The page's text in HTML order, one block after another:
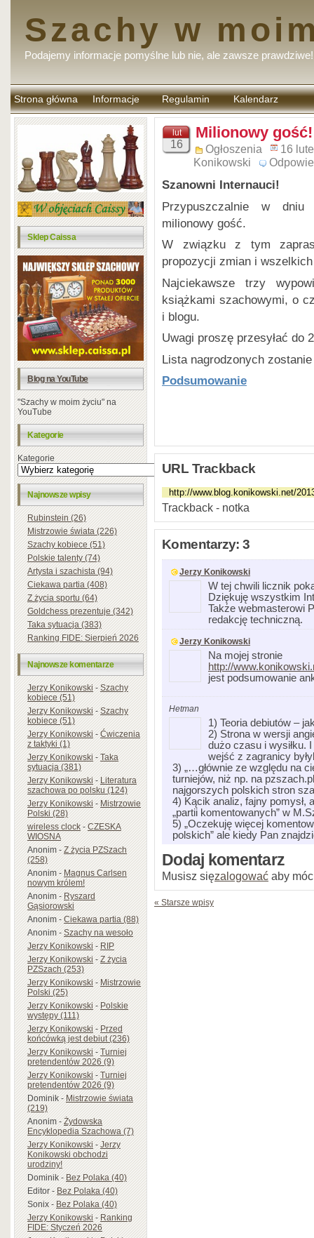
Szachy w
Podajemy informacje pomyślne lub nie, ale zawsze prawdziwe!
Strona główna Informacje Regulamin
komentarzy
Kalendarz
Sklep Caissa
Blog na YouTube
"Szachy w moim życiu" na
YouTube
Kategorie
Kategorie
Najnowsze wpisy
Rubinstein (26)
Mistrzowie świata (226)
Szachy kobiece (51)
Polskie talenty (74)
Artysta i szachista (94)
Ciekawa partia (408)
Z życia sportu (64)
Goldchess prezentuje (342)
Taka sytuacja (383)
Ranking FIDE: Sierpień 2026
Najnowsze komentarze
Jerzy Konikowski-Szachy
kobiece (51)
Jerzy Konikowski-Szachy
kobiece (51)
Jerzy Konikowski-Ćwiczenia
z taktyki (1)
Jerzy Konikowski-Taka
sytuacja (381)
Jerzy Konikowski-Literatura
szachowa po polsku (124)
Jerzy Konikowski-Mistrzowie
Polski (28)
wireless clock-CZESKA
WIOSNA
Anonim-Z życia PZSzach
(258)
Anonim-Magnus Carlsen
nowym królem!
Anonim-Ryszard
Gąsiorowski
Anonim-Ciekawa partia (88)
Anonim-Szachy na wesoło
Jerzy Konikowski-RIP
Jerzy Konikowski-Z życia
PZSzach (253)
Jerzy Konikowski-Mistrzowie
Polski (25)
Jerzy Konikowski-Polskie
występy (111)
Jerzy Konikowski-Przed
końcówką jest debiut (236)
Jerzy Konikowski-Turniej
pretendentów 2026 (9)
Jerzy Konikowski-Turniej
pretendentów 2026 (9)
Dominik-Mistrzowie świata
(219)
Anonim-Żydowska
Encyklopedia Szachowa (7)
Jerzy Konikowski-Jerzy
Konikowski obchodzi
urodziny!
Dominik-Bez Polaka (40)
Editor-Bez Polaka (40)
Sonix-Bez Polaka (40)
Jerzy Konikowski-Ranking
FIDE: Styczeń 2026
lut
16
Milionowy gość!
Ogłoszenia
16
Konikowski
Szanowni Internauci!
Przypuszczalnie w
milionowy gość.
W związku z tym
propozycji zmian i
Najciekawsze trzy
książkami szachowymi, o
i blogu.
Uwagi proszę przesyłać do
Lista nagrodzonych
Podsumowanie
URL Trackback
Trackback - notka
Komentarzy: 3
Jerzy Konikowski
W tej chwili licznik
Dziękuję wszystkim
Także webmasterowi
redakcję techniczną.
Jerzy Konikowski
Na mojej stronie
http://
jest podsumowanie
Hetman
1) Teoria debiutów –
2) Strona w wersji
dużo czasu i wysiłku.
wejść z zagranicy
3) „…głównie ze względu na
turniejów, niż np. na
najgorszych polskich stron
4) Kącik analiz, fajny pomysł,
„partii komentowanych” w
5) „Oczekuję więcej
polskich” ale kiedy Pan
Dodaj komentarz
Musisz sięzalogować aby
« Starsze wpisy